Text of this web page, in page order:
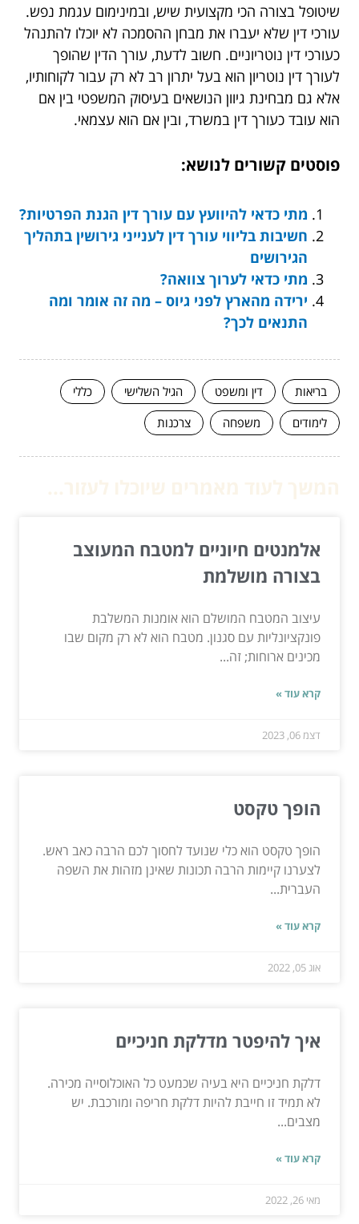
שיטופל בצורה הכי מקצועית שיש, ובמינימום עגמת נפש.
עורכי דין שלא יעברו את מבחן ההסמכה לא יוכלו להתנהל
כעורכי דין נוטריוניים. חשוב לדעת, עורך הדין שהופך
לעורך דין נוטריון הוא בעל יתרון רב לא רק עבור לקוחותיו,
אלא גם מבחינת גיוון הנושאים בעיסוק המשפטי בין אם
הוא עובד כעורך דין במשרד, ובין אם הוא עצמאי.
פוסטים קשורים לנושא:
מתי כדאי להיוועץ עם עורך דין הגנת הפרטיות?
חשיבות בליווי עורך דין לענייני גירושין בתהליך
הגירושים
מתי כדאי לערוך צוואה?
ירידה מהארץ לפני גיוס – מה זה אומר ומה
התנאים לכך?
בריאות דין ומשפט הגיל השלישי
כללי
לימודים
משפחה צרכנות
אלמנטים חיוניים למטבח המעוצב
בצורה מושלמת
עיצוב המטבח המושלם הוא אומנות המשלבת
פונקציונליות עם סגנון. מטבח הוא לא רק מקום שבו
מכינים ארוחות; זה...
קרא עוד »
דצמ 06, 2023
הופך טקסט
הופך טקסט הוא כלי שנועד לחסוך לכם הרבה כאב ראש.
לצערנו קיימות הרבה תכונות שאינן מזהות את השפה
העברית...
קרא עוד »
אוג 05, 2022
איך להיפטר מדלקת חניכיים
דלקת חניכיים היא בעיה שכמעט כל האוכלוסייה מכירה.
לא תמיד זו חייבת להיות דלקת חריפה ומורכבת. יש
מצבים...
קרא עוד »
מאי 26, 2022